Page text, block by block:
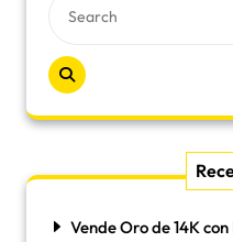
Vende Oro de 14K